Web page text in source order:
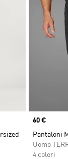
Price
60 €
Pantaloni
Uomo
4 colori